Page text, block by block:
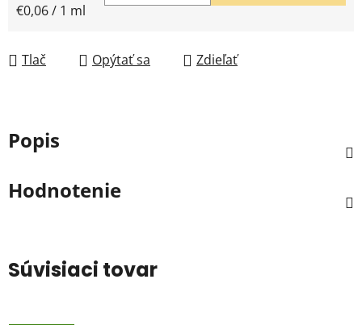
Jednotková cena:
€0,06 / 1 ml
Tlač Opýtať sa Zdieľať
Popis
Hodnotenie
Súvisiaci tovar